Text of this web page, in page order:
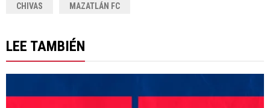
CHIVAS MAZATLÁN FC
LEE TAMBIÉN